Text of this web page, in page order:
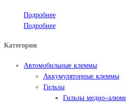
Подробнее
Подробнее
Категории
Автомобильные клеммы
Аккумуляторные клеммы
Гильзы
Гильзы медно-